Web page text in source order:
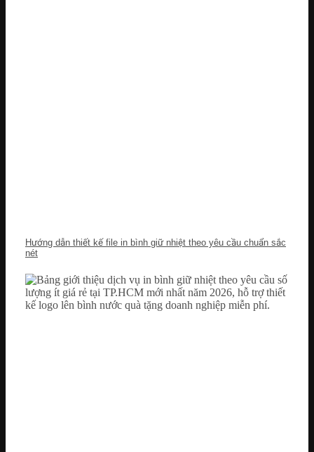
Hướng dẫn thiết kế file in bình giữ nhiệt theo yêu cầu chuẩn sắc
nét